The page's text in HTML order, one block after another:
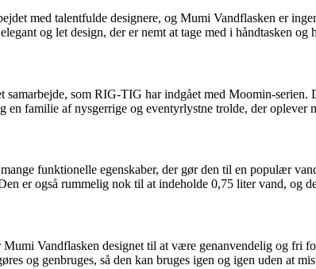
med talentfulde designere, og Mumi Vandflasken er
og let design, der er nemt at tage med i håndtasken og
som RIG-TIG har indgået med Moomin-
familie af nysgerrige og eventyrlystne trolde, der oplever
funktionelle egenskaber, der gør den til en populær
er også rummelig nok til at indeholde 0,75 liter vand, og
Vandflasken designet til at være genanvendelig og fri
og genbruges, så den kan bruges igen og igen uden at